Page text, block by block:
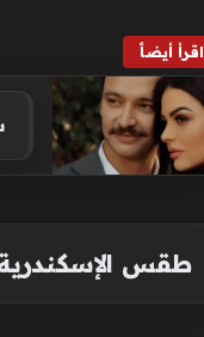
اقرأ أيضاً
طقس